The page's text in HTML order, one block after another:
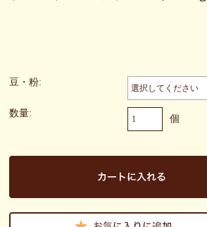
豆・粉:
数量: 個